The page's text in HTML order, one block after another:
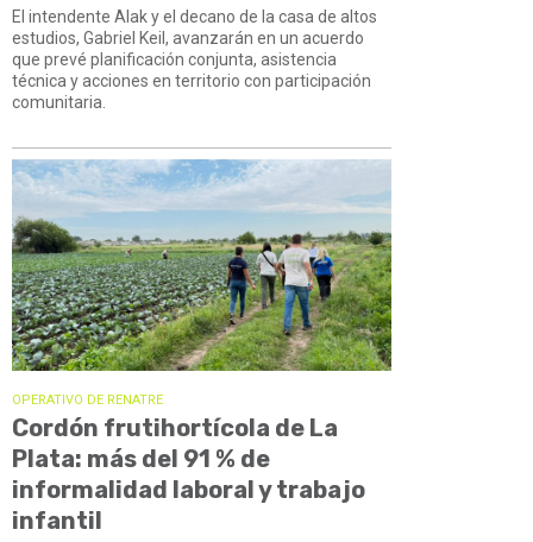
El intendente Alak y el decano de la casa de altos
estudios, Gabriel Keil, avanzarán en un acuerdo
que prevé planificación conjunta, asistencia
técnica y acciones en territorio con participación
comunitaria.
OPERATIVO DE RENATRE
Cordón frutihortícola de La
Plata: más del 91 % de
informalidad laboral y trabajo
infantil